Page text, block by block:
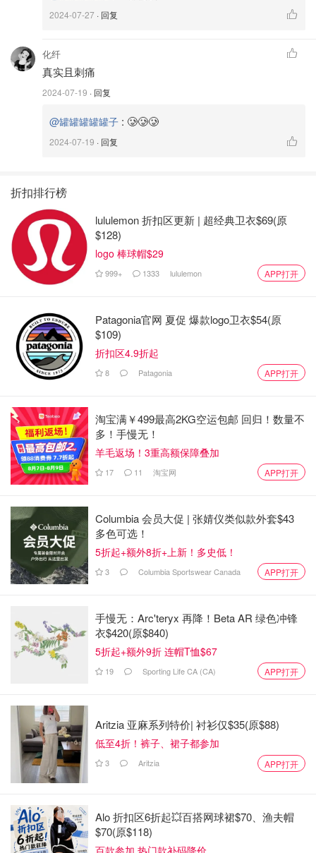
2024-07-27 · 回复
化纤
真实且刺痛
2024-07-19 · 回复
@罐罐罐罐罐子 : 🥲🥲🥲
2024-07-19 · 回复
折扣排行榜
lululemon 折扣区更新 | 超经典卫衣$69(原
$128)
logo 棒球帽$29
999+ 1333 lululemon APP打开
Patagonia官网 夏促 爆款logo卫衣$54(原
$109)
折扣区4.9折起
8 Patagonia APP打开
淘宝满￥499最高2KG空运包邮 回归！数量不
多！手慢无！
羊毛返场！3重高额保障叠加
17 11 淘宝网 APP打开
Columbia 会员大促 | 张婧仪类似款外套$43
多色可选！
5折起+额外8折+上新！多史低！
3 Columbia Sportswear Canada APP打开
手慢无：Arc'teryx 再降！Beta AR 绿色冲锋
衣$420(原$840)
5折起+额外9折 连帽T恤$67
19 Sporting Life CA (CA) APP打开
Aritzia 亚麻系列特价| 衬衫仅$35(原$88)
低至4折！裤子、裙子都参加
3 Aritzia APP打开
Alo 折扣区6折起💥百搭网球裙$70、渔夫帽
$70(原$118)
百款参加 热门款补码降价